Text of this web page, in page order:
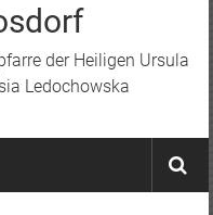
der Heiligen Ursula
Ledochowska